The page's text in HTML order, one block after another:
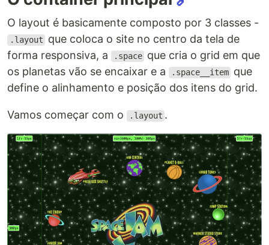
O layout é basicamente composto por 3 classes -
.layout
que coloca o site no centro da tela de
forma responsiva, a
.space que cria o grid em que
os planetas vão se encaixar e a
.space__item que
define o alinhamento e posição dos itens do grid.
Vamos começar com o .layout .